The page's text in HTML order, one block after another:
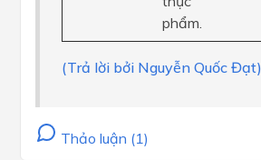
phẩm.
(Trả lời bởi Nguyễn Quốc Đạt)
Thảo luận (1)